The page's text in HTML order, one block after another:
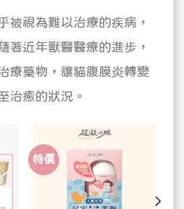
被視為難以治療的疾病，
著近年獸醫醫療的進步，
療藥物，讓貓腹膜炎轉變
治癒的狀況。
特價